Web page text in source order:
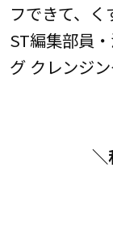
フできて、
ST編集部員
グ クレンジ
＼